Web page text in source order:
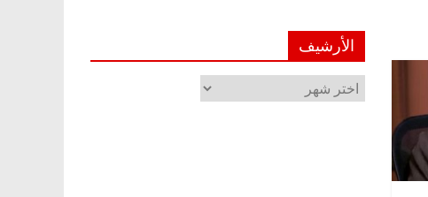
الأرشيف
الأرشيف